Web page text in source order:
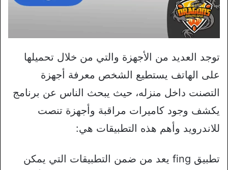
توجد العديد من الأجهزة والتي من خلال تحميلها
على الهاتف يستطيع الشخص معرفة أجهزة
التصنت داخل منزله، حيث يبحث الناس عن برنامج
يكشف وجود كاميرات مراقبة وأجهزة تنصت
للاندرويد وأهم هذه التطبيقات هي:
تطبيق fing يعد من ضمن التطبيقات التي يمكن